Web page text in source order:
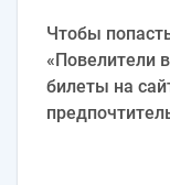
Чтобы
«Повелители
билеты на